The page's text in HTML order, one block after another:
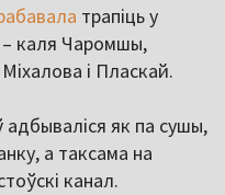
трапіць у
– каля Чаромшы,
і Пласкай.
як па сушы,
а таксама на
канал.